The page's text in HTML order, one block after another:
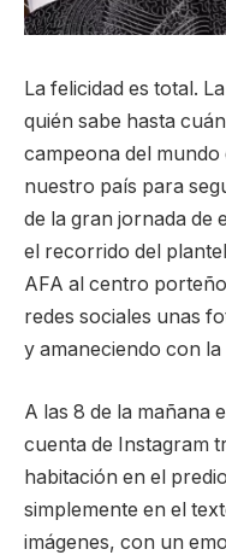
La felicidad es total.
quién sabe hasta
campeona del mundo
nuestro país para
de la gran jornada de
el recorrido del
AFA al centro
redes sociales unas
y amaneciendo con
A las 8 de la mañana
cuenta de Instagram
habitación en el
simplemente en el
imágenes, con un